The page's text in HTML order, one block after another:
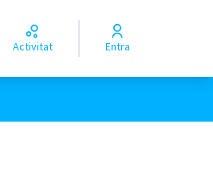
Activitat Entra